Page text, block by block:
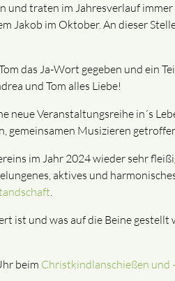
und traten im Jahresverlauf
Jakob im Oktober. An dieser
das Ja-Wort gegeben und ein
und Tom alles Liebe!
neue Veranstaltungsreihe in´s
gemeinsamen Musizieren
im Jahr 2024 wieder sehr
aktives und
.
ist und was auf die Beine
beim Christkindlanschießen und